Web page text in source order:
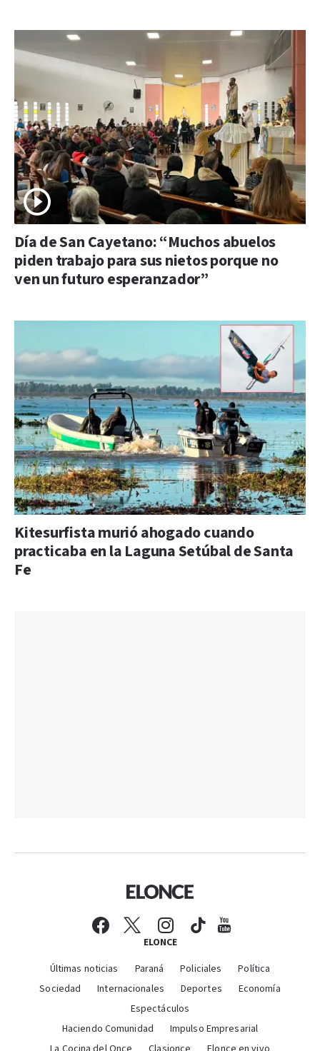
Día de San Cayetano: “Muchos abuelos
piden trabajo para sus nietos porque no
ven un futuro esperanzador”
Kitesurfista murió ahogado cuando
practicaba en la Laguna Setúbal de Santa
Fe
ELONCE
Últimas noticias Paraná Policiales
Política
Sociedad
Internacionales Deportes
Economía
Espectáculos
Haciendo Comunidad
Impulso Empresarial